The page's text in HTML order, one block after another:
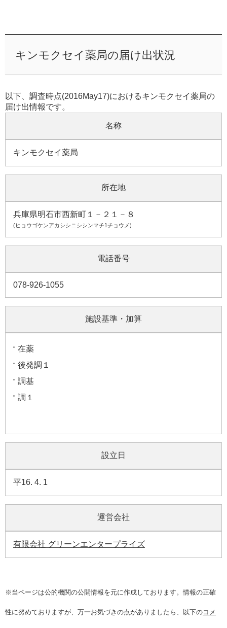
キンモクセイ薬局の届け出状況
以下、調査時点(2016May17)におけるキンモクセイ薬局の
届け出情報です。
名称
キンモクセイ薬局
所在地
兵庫県明石市西新町１－２１－８
(ヒョウゴケンアカシシニシシンマチ1チョウメ)
電話番号
078-926-1055
施設基準・加算
在薬
後発調１
調基
調１
設立日
平16. 4. 1
運営会社
有限会社 グリーンエンタープライズ
※当ページは公的機関の公開情報を元に作成しております。情報の正確
性に努めておりますが、万一お気づきの点がありましたら、以下のコメ